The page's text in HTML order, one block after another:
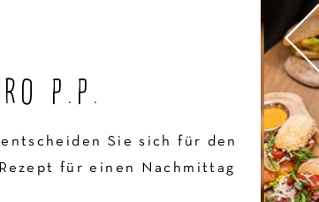
P.P.
Sie sich für den
für einen Nachmittag